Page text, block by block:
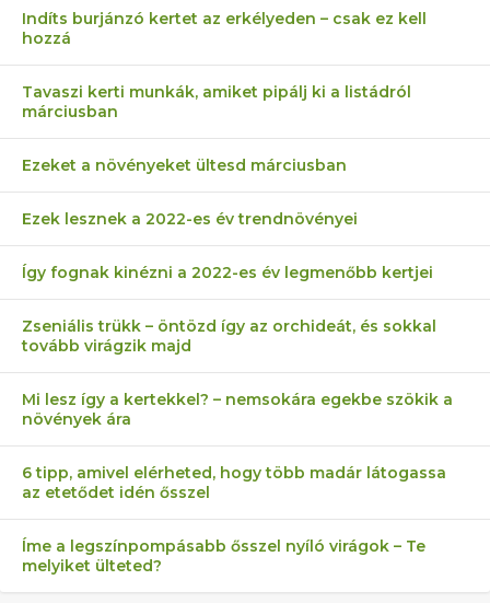
Indíts burjánzó kertet az erkélyeden – csak ez kell
hozzá
Tavaszi kerti munkák, amiket pipálj ki a listádról
márciusban
Ezeket a növényeket ültesd márciusban
Ezek lesznek a 2022-es év trendnövényei
Így fognak kinézni a 2022-es év legmenőbb kertjei
Zseniális trükk – öntözd így az orchideát, és sokkal
tovább virágzik majd
Mi lesz így a kertekkel? – nemsokára egekbe szökik a
növények ára
6 tipp, amivel elérheted, hogy több madár látogassa
az etetődet idén ősszel
Íme a legszínpompásabb ősszel nyíló virágok – Te
melyiket ülteted?